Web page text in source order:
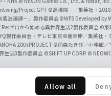
Allow all
Project GPT ©高橋陽一／集英社・
客浪漫譚－」製作委員会©WFS Developed by
ゼロから始める異世界生活2製作委員会 ©東
製作委員会・テレビ東京©龍幸伸／集英社・
20th PROJECT ©雨森たきび／小学館／
生活3製作委員会 ©SHIFT UP CORP. ©